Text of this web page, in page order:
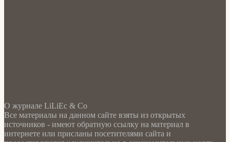
О журнале LiLiEc & Co
Все материалы на данном сайте взяты из открытых
источников - имеют обратную ссылку на материал в
интернете или присланы посетителями сайта и